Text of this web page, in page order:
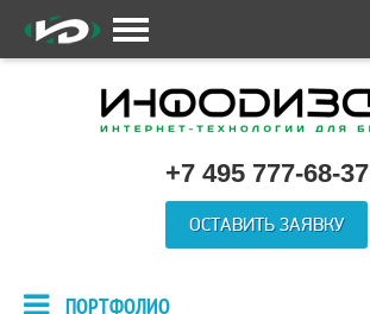
+7 495 777-68-37
ОСТАВИТЬ ЗАЯВКУ